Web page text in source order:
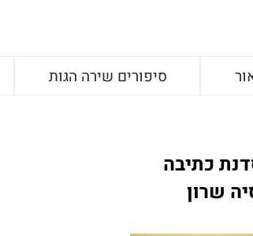
סיפורים שירה הגות
כתיבה
שרון